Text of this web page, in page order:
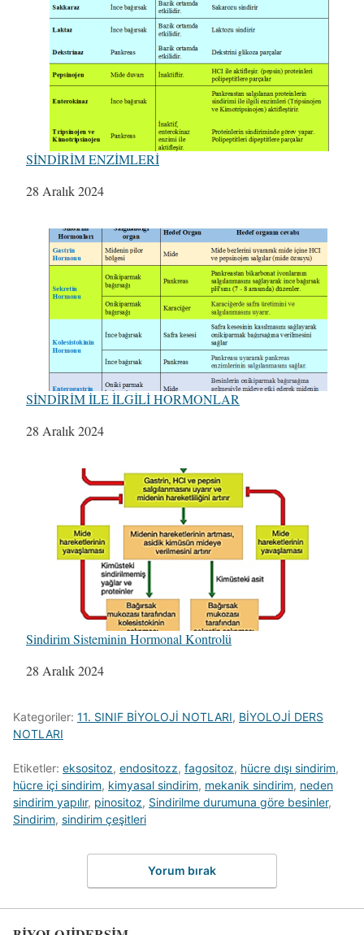
SİNDİRİM ENZİMLERİ
Tarih
28 Aralık 2024
SİNDİRİM İLE İLGİLİ HORMONLAR
Tarih
28 Aralık 2024
Sindirim Sisteminin Hormonal Kontrolü
Tarih
28 Aralık 2024
Kategoriler: 11. SINIF BİYOLOJİ NOTLARI, BİYOLOJİ DERS
NOTLARI
Etiketler: eksositoz, endositozz, fagositoz, hücre dışı sindirim,
hücre içi sindirim, kimyasal sindirim, mekanik sindirim, neden
sindirim yapılır, pinositoz, Sindirilme durumuna göre besinler,
Sindirim, sindirim çeşitleri
Yorum bırak